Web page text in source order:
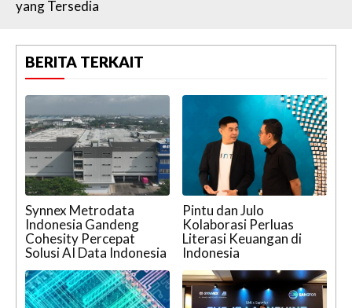
yang Tersedia
BERITA TERKAIT
Synnex Metrodata
Indonesia Gandeng
Cohesity Percepat
Solusi AI Data Indonesia
Pintu dan Julo
Kolaborasi Perluas
Literasi Keuangan di
Indonesia